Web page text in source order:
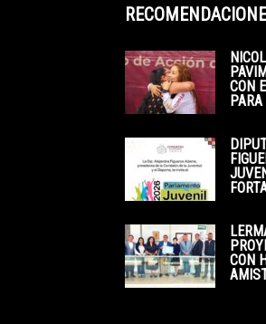
CON
PARA
CON